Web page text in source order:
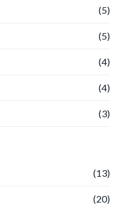
(5)
(5)
(4)
(4)
(3)
(13)
(20)